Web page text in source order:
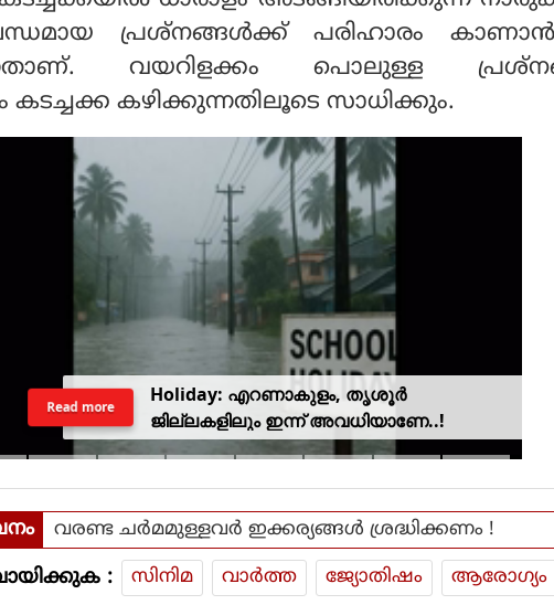
പ്രശ്നങ്ങൾക്ക് പരിഹാരം
വയറിളക്കം പൊലുള്ള
കഴിക്കുന്നതിലൂടെ സാധിക്കും.
Holiday: എറണാകുളം, തൃശൂർ
ജില്ലകളിലും ഇന്ന് അവധിയാണേ..!
Read more
വരണ്ട ചർമമുള്ളവർ ഇക്കര്യങ്ങൾ ശ്രദ്ധിക്കണം !
: സിനിമ വാര്‍ത്ത ജ്യോതിഷം
ആരോഗ്യം